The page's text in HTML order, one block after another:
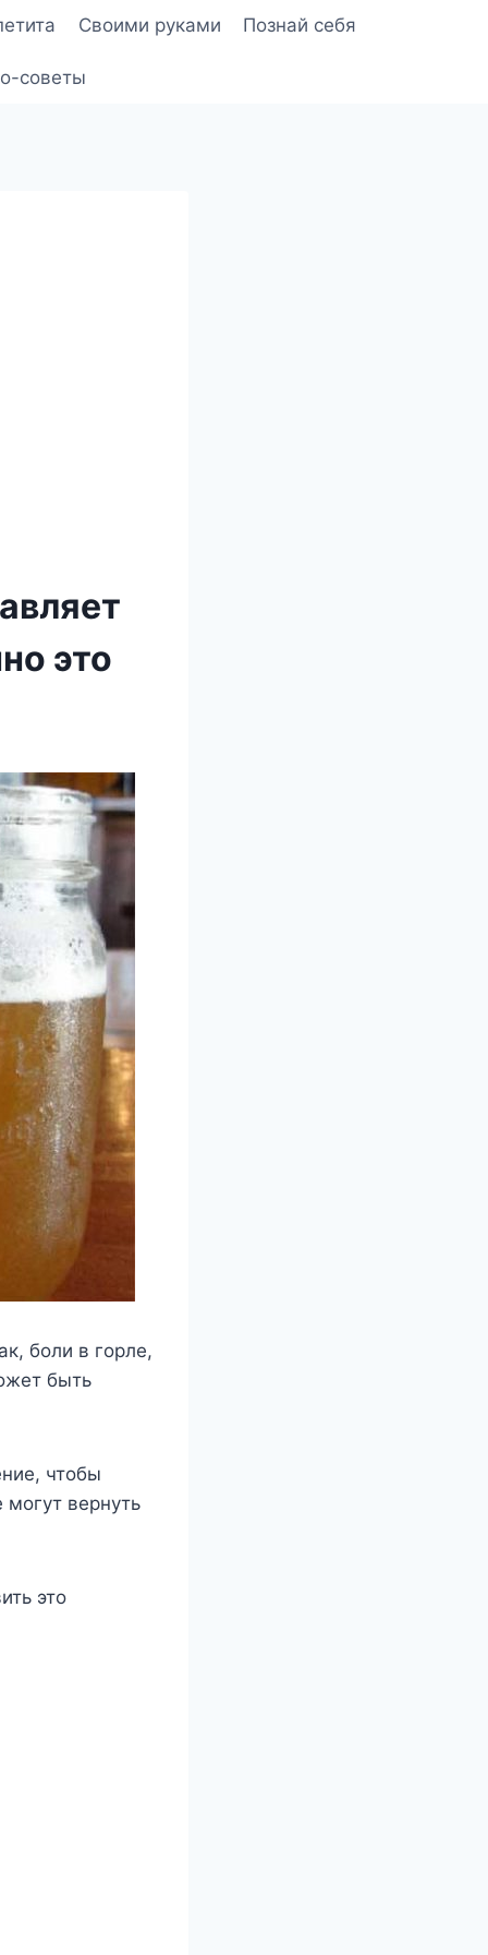
Своими руками Познай себя
советы
это
боли в горле,
быть
чтобы
могут вернуть
это